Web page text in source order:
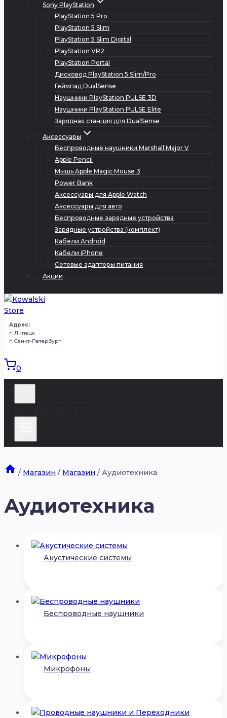
Sony PlayStation
PlayStation 5 Pro
PlayStation 5 Slim
PlayStation 5 Slim Digital
PlayStation VR2
PlayStation Portal
Дисковод PlayStation 5 Slim/Pro
Геймпад DualSense
Наушники PlayStation PULSE 3D
Наушники PlayStation PULSE Elite
Зарядная станция для DualSense
Аксессуары
Беспроводные наушники Marshall Major V
Apple Pencil
Мышь Apple Magic Mouse 3
Power Bank
Аксессуары для Apple Watch
Аксессуары для авто
Беспроводные зарядные устройства
Зарядные устройства (комплект)
Кабели Android
Кабели iPhone
Сетевые адаптеры питания
Акции
Адрес:
г. Липецк
г. Санкт-Петербург
0
/ Магазин / Магазин / Аудиотехника
Аудиотехника
Акустические системы
Беспроводные наушники
Микрофоны